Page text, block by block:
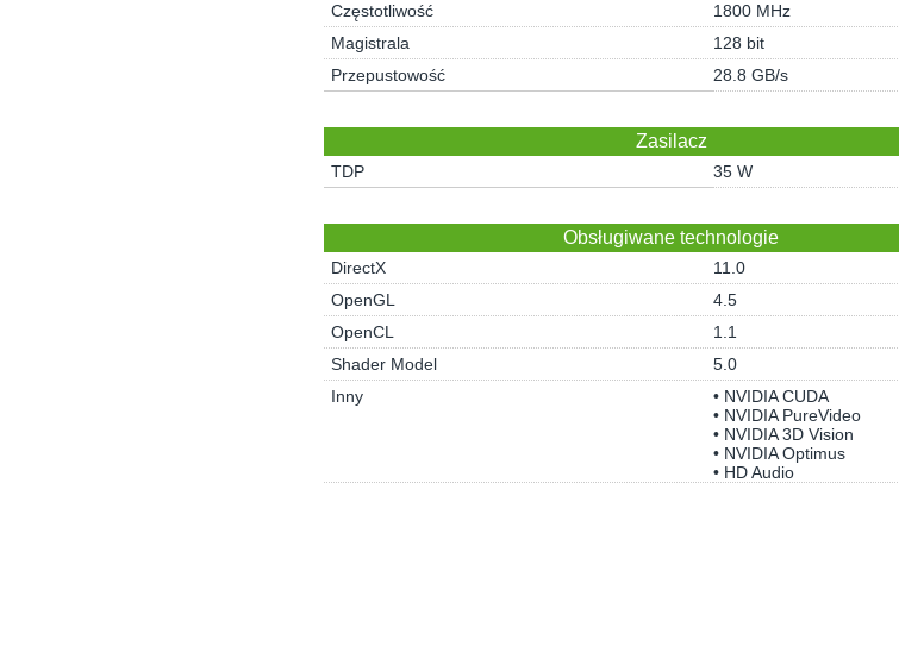
Częstotliwość
1800 MHz
Magistrala
128 bit
Przepustowość
28.8 GB/s
Zasilacz
TDP 35 W
Obsługiwane technologie
DirectX
11.0
OpenGL
4.5
OpenCL
1.1
Shader Model
5.0
Inny
• NVIDIA CUDA
• NVIDIA PureVideo
• NVIDIA 3D Vision
• NVIDIA Optimus
• HD Audio